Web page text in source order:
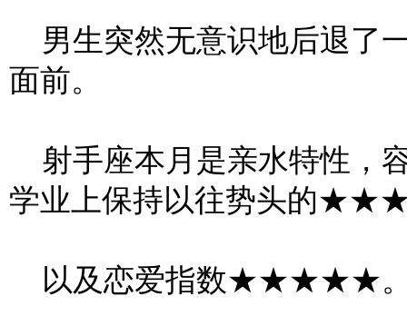
男生突然无意识地后退了
面前。
射手座本月是亲水特性
学业上保持以往势头的
以及恋爱指数★★★★★